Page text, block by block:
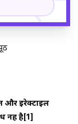
और इरेक्टाइल
है[1]